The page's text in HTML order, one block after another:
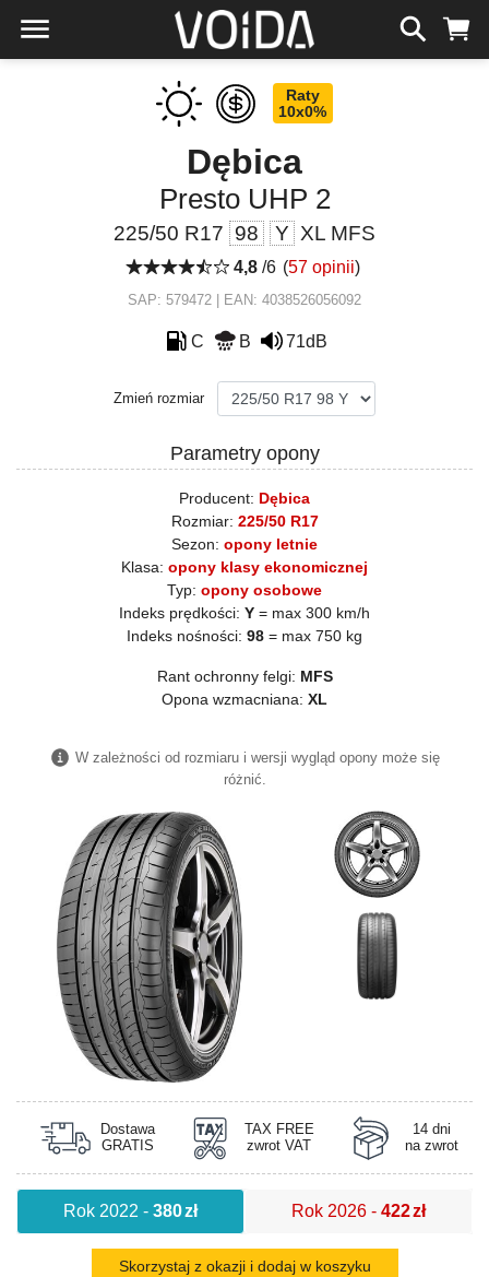
Raty
10x0%
Dębica
Presto UHP 2
225/50 R17 98 Y XL MFS
4,8/6 (57 opinii)
SAP: 579472 | EAN: 4038526056092
C B 71dB
Zmień rozmiar
Parametry opony
Producent: Dębica
Rozmiar: 225/50 R17
Sezon: opony letnie
Klasa: opony klasy ekonomicznej
Typ: opony osobowe
Indeks prędkości: Y = max 300 km/h
Indeks nośności: 98 = max 750 kg
Rant ochronny felgi: MFS
Opona wzmacniana: XL
W zależności od rozmiaru i wersji wygląd opony może się
różnić.
Dostawa
GRATIS
TAX FREE
zwrot VAT
14 dni
na zwrot
Rok 2022 -380zł Rok 2026 -422zł
Skorzystaj z okazji i dodaj w koszyku